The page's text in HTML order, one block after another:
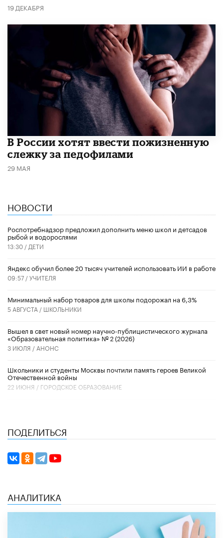
19 ДЕКАБРЯ
В России хотят ввести пожизненную
слежку за педофилами
29 МАЯ
НОВОСТИ
Роспотребнадзор предложил дополнить меню школ и детсадов
рыбой и водорослями
13:30 / ДЕТИ
​Яндекс обучил более 20 тысяч учителей использовать ИИ в работе
09:57 /УЧИТЕЛЯ
Минимальный набор товаров для школы подорожал на 6,3%
5 АВГУСТА / ШКОЛЬНИКИ
Вышел в свет новый номер научно-публицистического журнала
«Образовательная политика» № 2 (2026)
3 ИЮЛЯ / АНОНС
Школьники и студенты Москвы почтили память героев Великой
Отечественной войны
22 ИЮНЯ / ГОРОДСКОЕ ОБРАЗОВАНИЕ
ПОДЕЛИТЬСЯ
АНАЛИТИКА